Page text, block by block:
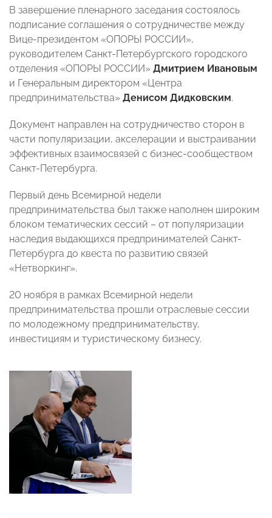
В завершение пленарного заседания состоялось
подписание соглашения о сотрудничестве между
Вице-президентом «ОПОРЫ РОССИИ»,
руководителем Санкт-Петербургского городского
отделения «ОПОРЫ РОССИИ» Дмитрием Ивановым
и Генеральным директором «Центра
предпринимательства» Денисом Дидковским.
Документ направлен на сотрудничество сторон в
части популяризации, акселерации и выстраивании
эффективных взаимосвязей с бизнес-сообществом
Санкт-Петербурга.
Первый день Всемирной недели
предпринимательства был также наполнен широким
блоком тематических сессий – от популяризации
наследия выдающихся предпринимателей Санкт-
Петербурга до квеста по развитию связей
«Нетворкинг».
20 ноября в рамках Всемирной недели
предпринимательства прошли отраслевые сессии
по молодежному предпринимательству,
инвестициям и туристическому бизнесу.